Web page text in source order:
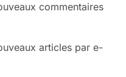
commentaires
articles par e-